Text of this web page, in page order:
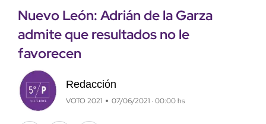
Nuevo León: Adrián de la Garza
admite que resultados no le
favorecen
Redacción
VOTO 2021 07/06/2021 · 00:00 hs